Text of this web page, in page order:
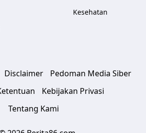
Kesehatan
Disclaimer
Pedoman Media Siber
Kebijakan Privasi
Tentang Kami